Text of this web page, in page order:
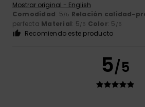
Mostrar original - English
Comodidad: 5/5 Relación calidad-
perfecta Material: 5/5 Color: 5 /5
Recomiendo este producto
5/5